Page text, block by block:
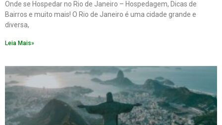
Onde se Hospedar no Rio de Janeiro – Hospedagem, Dicas de
Bairros e muito mais! O Rio de Janeiro é uma cidade grande e
diversa,
Leia Mais»